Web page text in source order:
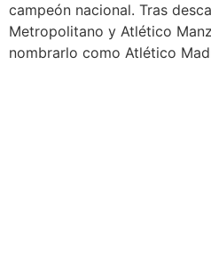
campeón nacional. Tras
Metropolitano y Atlético
nombrarlo como Atlético